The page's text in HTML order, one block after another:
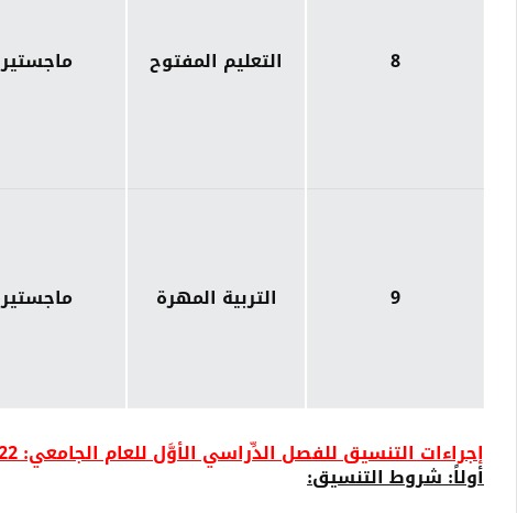
8 التعليم المفتوح ماجستير
9 التربية المهرة ماجستير
إجراءات التنسيق للفصل الدِّراسي الأوَّل للعام الجامعي: 2022-2023م:
أولاً: شروط التنسيق: